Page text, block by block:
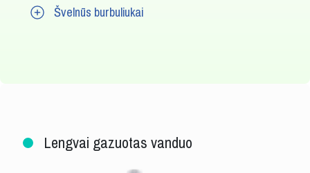
Švelnūs burbuliukai
Lengvai gazuotas vanduo